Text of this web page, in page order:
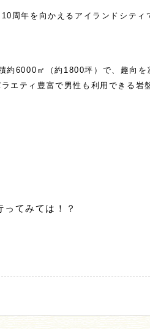
周年を向かえるアイランドシティ
約6000㎡（約1800坪）で、趣向
エティ豊富で男性も利用できる岩
ってみては！？